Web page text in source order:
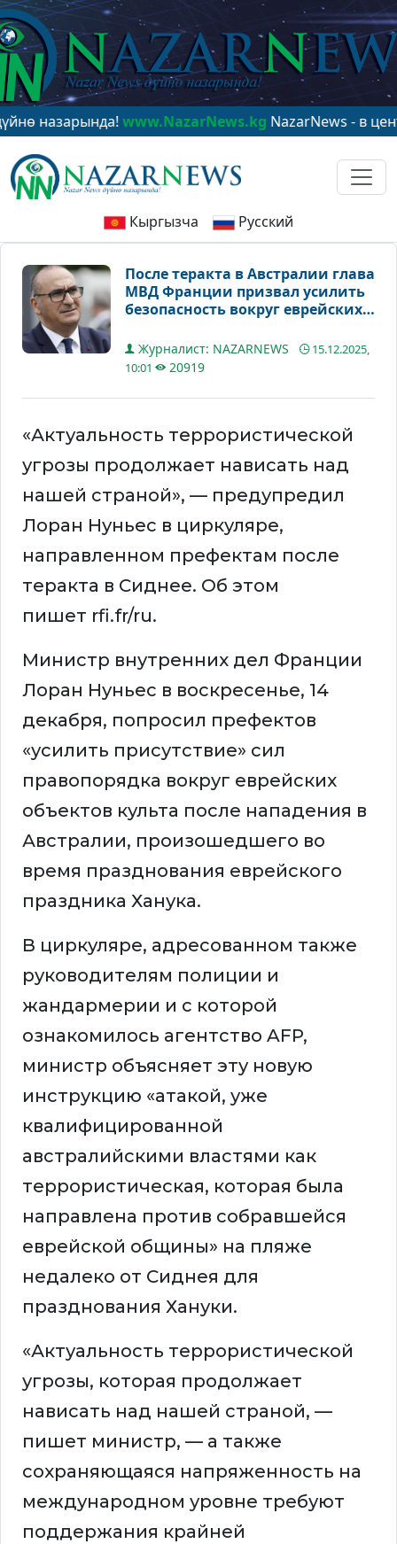
www.NazarNews.kgNazarNews - в центре
Кыргызча Русский
После теракта в Австралии глава
МВД Франции призвал усилить
безопасность вокруг еврейских
Журналист: NAZARNEWS
15.12.2025,
10:01
20919
«Актуальность террористической
угрозы продолжает нависать над
нашей страной», — предупредил
Лоран Нуньес в циркуляре,
направленном префектам после
теракта в Сиднее. Об этом
пишет rfi.fr/ru.
Министр внутренних дел Франции
Лоран Нуньес в воскресенье, 14
декабря, попросил префектов
«усилить присутствие» сил
правопорядка вокруг еврейских
объектов культа после нападения в
Австралии, произошедшего во
время празднования еврейского
праздника Ханука.
В циркуляре, адресованном также
руководителям полиции и
жандармерии и с которой
ознакомилось агентство AFP,
министр объясняет эту новую
инструкцию «атакой, уже
квалифицированной
австралийскими властями как
террористическая, которая была
направлена против собравшейся
еврейской общины» на пляже
недалеко от Сиднея для
празднования Хануки.
«Актуальность террористической
угрозы, которая продолжает
нависать над нашей страной, —
пишет министр, — а также
сохраняющаяся напряженность на
международном уровне требуют
поддержания крайней